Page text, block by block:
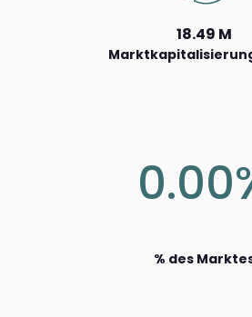
18.49 M
% des